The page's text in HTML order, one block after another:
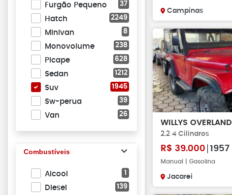
37
Furgão Pequeno
2249
Hatch
8
Minivan
238
Monovolume
628
Picape
1212
Sedan
1945
Suv
39
Sw-perua
26
Van
Combustíveis
1
Alcool
139
Diesel
Campinas
WILLYS OVERLAND
2.2 4 Cilindros
R$ 39.000 1957
Manual | Gasolina
Jacarei